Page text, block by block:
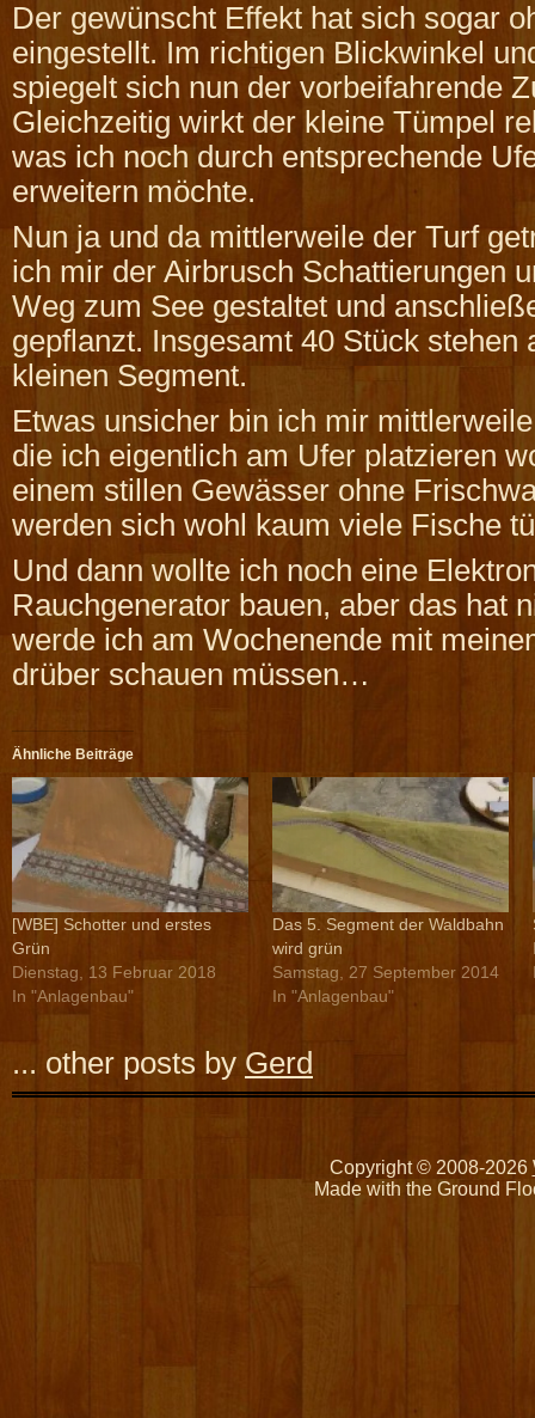
Der gewünscht Effekt hat sich sogar
eingestellt. Im richtigen Blickwinkel
spiegelt sich nun der vorbeifahrende
Gleichzeitig wirkt der kleine Tümpel
was ich noch durch entsprechende
erweitern möchte.
Nun ja und da mittlerweile der Turf
ich mir der Airbrusch Schattierungen
Weg zum See gestaltet und
gepflanzt. Insgesamt 40 Stück stehen
kleinen Segment.
Etwas unsicher bin ich mir
die ich eigentlich am Ufer platzieren
einem stillen Gewässer ohne
werden sich wohl kaum viele Fische
Und dann wollte ich noch eine
Rauchgenerator bauen, aber das hat
werde ich am Wochenende mit
drüber schauen müssen…
Ähnliche Beiträge
[WBE] Schotter und erstes
Grün
Dienstag, 13 Februar 2018
In "Anlagenbau"
Das 5. Segment der Waldbahn
wird grün
Samstag, 27 September 2014
In "Anlagenbau"
... other posts by Gerd
Copyright © 2008-2026
Made with the Ground